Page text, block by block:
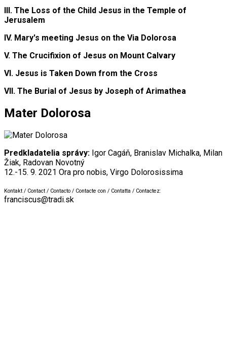
III. The Loss of the Child Jesus in the Temple of
Jerusalem
IV. Mary's meeting Jesus on the Via Dolorosa
V. The Crucifixion of Jesus on Mount Calvary
VI. Jesus is Taken Down from the Cross
VII. The Burial of Jesus by Joseph of Arimathea
Mater Dolorosa
Predkladatelia správy: Igor Cagáň, Branislav Michalka, Milan
Žiak, Radovan Novotný
12.-15. 9. 2021 Ora pro nobis, Virgo Dolorosissima
Kontakt / Contact / Contacto / Contacte con / Contatta / Contactez:
franciscus@tradi.sk